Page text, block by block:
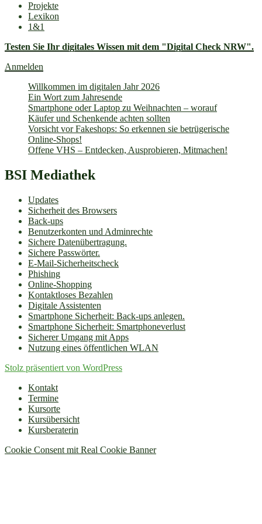
Projekte
Lexikon
1&1
Testen Sie Ihr digitales Wissen mit dem "Digital Check NRW".
Anmelden
Willkommen im digitalen Jahr 2026
Ein Wort zum Jahresende
Smartphone oder Laptop zu Weihnachten – worauf
Käufer und Schenkende achten sollten
Vorsicht vor Fakeshops: So erkennen sie betrügerische
Online-Shops!
Offene VHS – Entdecken, Ausprobieren, Mitmachen!
BSI Mediathek
Updates
Sicherheit des Browsers
Back-ups
Benutzerkonten und Adminrechte
Sichere Datenübertragung.
Sichere Passwörter.
E-Mail-Sicherheitscheck
Phishing
Online-Shopping
Kontaktloses Bezahlen
Digitale Assistenten
Smartphone Sicherheit: Back-ups anlegen.
Smartphone Sicherheit: Smartphoneverlust
Sicherer Umgang mit Apps
Nutzung eines öffentlichen WLAN
Stolz präsentiert von WordPress
Kontakt
Termine
Kursorte
Kursübersicht
Kursberaterin
Cookie Consent mit Real Cookie Banner